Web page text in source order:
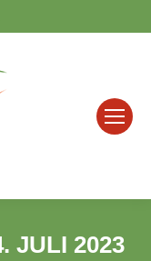
JULI 2023